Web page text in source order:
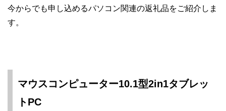
今からでも申し込めるパソコン関連の返礼品をご紹介しま
す。
マウスコンピューター10.1型2in1タブレッ
トPC